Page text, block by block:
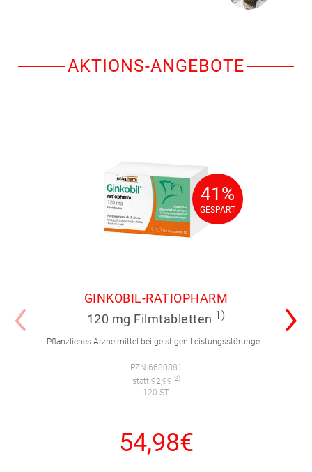
AKTIONS-ANGEBOTE
41%
GESPART
41%
GESPART
GINKOBIL-RATIOPHARM
120 mg Filmtabletten 1)
Pflanzliches Arzneimittel bei geistigen Leistungsstörungen und Durchblutungsstörungen.
PZN 6680881
statt 92,99 2)
120 ST
54,98€